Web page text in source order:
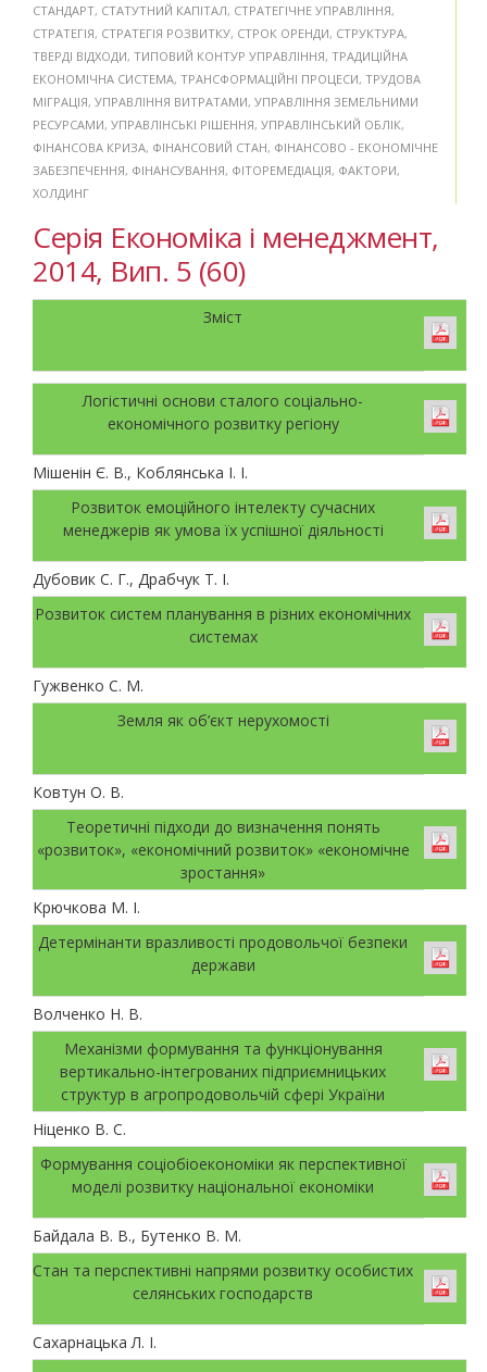
СТАНДАРТ, СТАТУТНИЙ КАПІТАЛ, СТРАТЕГІЧНЕ УПРАВЛІННЯ,
СТРАТЕГІЯ, СТРАТЕГІЯ РОЗВИТКУ, СТРОК ОРЕНДИ, СТРУКТУРА,
ТВЕРДІ ВІДХОДИ, ТИПОВИЙ КОНТУР УПРАВЛІННЯ, ТРАДИЦІЙНА
ЕКОНОМІЧНА СИСТЕМА, ТРАНСФОРМАЦІЙНІ ПРОЦЕСИ, ТРУДОВА
МІГРАЦІЯ, УПРАВЛІННЯ ВИТРАТАМИ, УПРАВЛІННЯ ЗЕМЕЛЬНИМИ
РЕСУРСАМИ, УПРАВЛІНСЬКІ РІШЕННЯ, УПРАВЛІНСЬКИЙ ОБЛІК,
ФІНАНСОВА КРИЗА, ФІНАНСОВИЙ СТАН, ФІНАНСОВО - ЕКОНОМІЧНЕ
ЗАБЕЗПЕЧЕННЯ, ФІНАНСУВАННЯ, ФІТОРЕМЕДІАЦІЯ, ФАКТОРИ,
ХОЛДИНГ
Серія Економіка і менеджмент,
2014, Вип. 5 (60)
Зміст
Логістичні основи сталого соціально-
економічного розвитку регіону
Мішенін Є. В., Коблянська І. І.
Розвиток емоційного інтелекту сучасних
менеджерів як умова їх успішної діяльності
Дубовик С. Г., Драбчук Т. І.
Розвиток систем планування в різних економічних
системах
Гужвенко С. М.
Земля як об’єкт нерухомості
Ковтун О. В.
Теоретичні підходи до визначення понять
«розвиток», «економічний розвиток» «економічне
зростання»
Крючкова М. І.
Детермінанти вразливості продовольчої безпеки
держави
Волченко Н. В.
Механізми формування та функціонування
вертикально-інтегрованих підприємницьких
структур в агропродовольчій сфері України
Ніценко В. С.
Формування соціобіоекономіки як перспективної
моделі розвитку національної економіки
Байдала В. В., Бутенко В. М.
Стан та перспективні напрями розвитку особистих
селянських господарств
Сахарнацька Л. І.